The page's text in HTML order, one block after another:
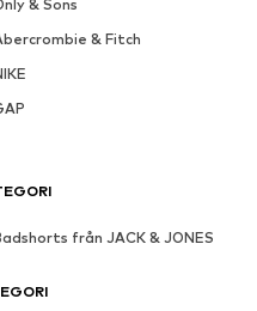
& Sons
& Fitch
från JACK & JONES